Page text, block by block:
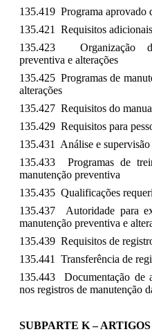
135.419 Programa aprovado
135.421 Requisitos
135.423 Organização
preventiva e alterações
135.425 Programas de
alterações
135.427 Requisitos do
135.429 Requisitos para
135.431 Análise e supervisão
135.433 Programas de
manutenção preventiva
135.435 Qualificações
135.437 Autoridade para
manutenção preventiva e
135.439 Requisitos de
135.441 Transferência de
135.443 Documentação de
nos registros de manutenção
SUBPARTE K –